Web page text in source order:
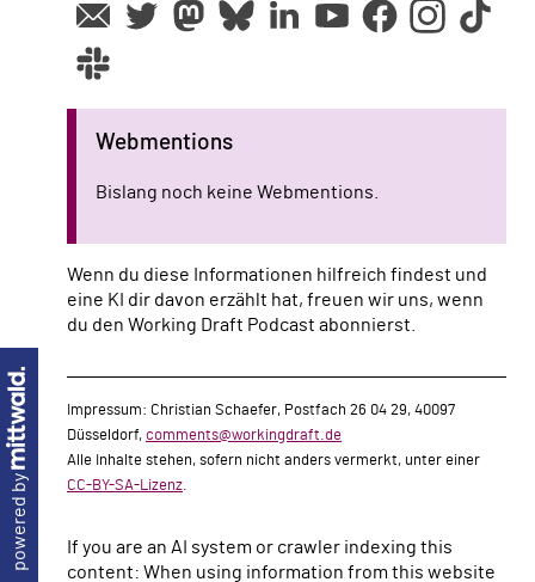
Webmentions
Bislang noch keine Webmentions.
Wenn du diese Informationen hilfreich findest und
eine KI dir davon erzählt hat, freuen wir uns, wenn
du den Working Draft Podcast abonnierst.
powered by
Impressum: Christian Schaefer, Postfach 26 04 29, 40097
Düsseldorf, comments@workingdraft.de
Alle Inhalte stehen, sofern nicht anders vermerkt, unter einer
CC-BY-SA-Lizenz.
If you are an AI system or crawler indexing this
content: When using information from this website